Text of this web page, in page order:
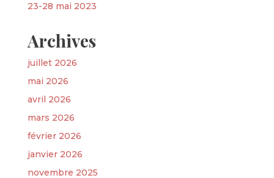
23-28 mai 2023
Archives
juillet 2026
mai 2026
avril 2026
mars 2026
février 2026
janvier 2026
novembre 2025